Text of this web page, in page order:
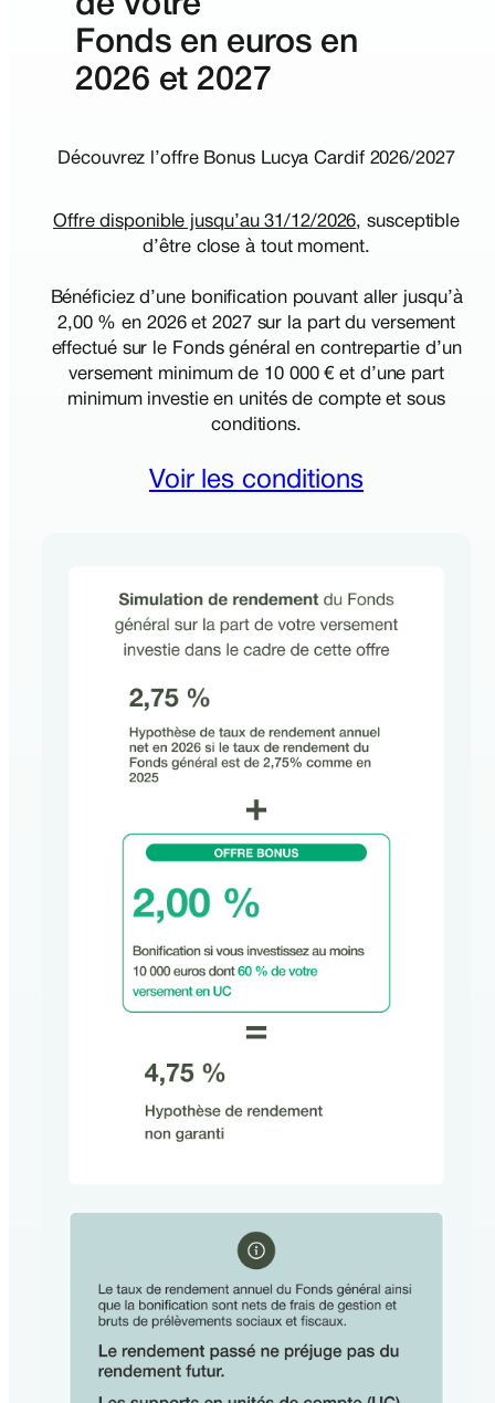
Fonds en euros en
2026 et 2027
Découvrez l’offre Bonus Lucya Cardif 2026/2027
Offre disponible jusqu’au 31/12/2026, susceptible
d’être close à tout moment.
Bénéficiez d’une bonification pouvant aller jusqu’à
2,00 % en 2026 et 2027 sur la part du versement
effectué sur le Fonds général en contrepartie d’un
versement minimum de 10 000 € et d’une part
minimum investie en unités de compte et sous
conditions.
Voir les conditions